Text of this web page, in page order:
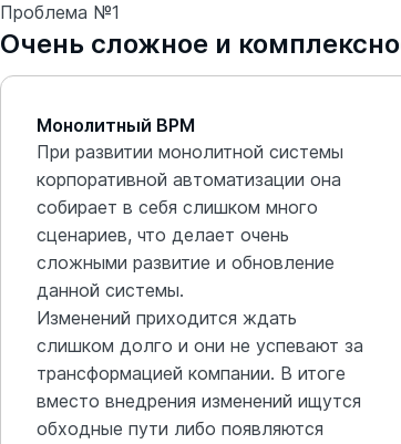
Проблема №1
Очень сложное и
Монолитный BPM
При развитии монолитной системы
корпоративной автоматизации она
собирает в себя слишком много
сценариев, что делает очень
сложными развитие и обновление
данной системы.
Изменений приходится ждать
слишком долго и они не успевают за
трансформацией компании. В итоге
вместо внедрения изменений ищутся
обходные пути либо появляются